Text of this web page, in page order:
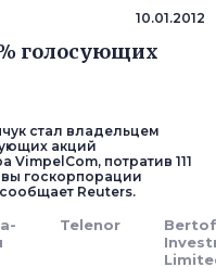
10.01.2012
голосующих
стал владельцем
акций
потратив 111
госкорпорации
Reuters.
Telenor